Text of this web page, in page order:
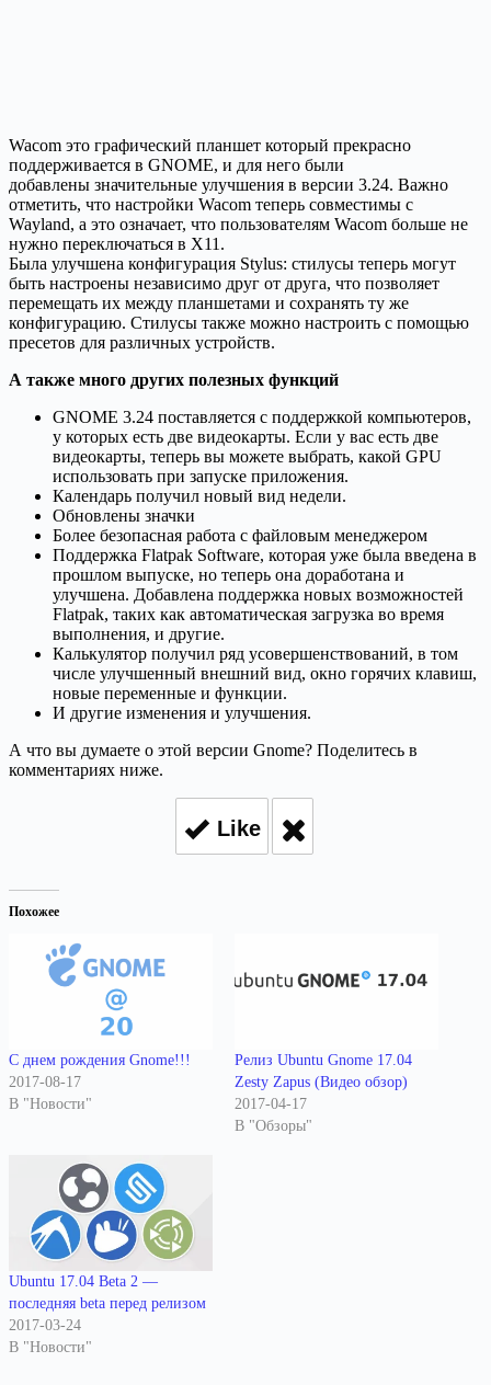
Wacom это графический планшет который прекрасно
поддерживается в GNOME, и для него были
добавлены значительные улучшения в версии 3.24. Важно
отметить, что настройки Wacom теперь совместимы с
Wayland, а это означает, что пользователям Wacom больше не
нужно переключаться в X11.
Была улучшена конфигурация Stylus: стилусы теперь могут
быть настроены независимо друг от друга, что позволяет
перемещать их между планшетами и сохранять ту же
конфигурацию. Стилусы также можно настроить с помощью
пресетов для различных устройств.
А также много других полезных функций
GNOME 3.24 поставляется с поддержкой компьютеров,
у которых есть две видеокарты. Если у вас есть две
видеокарты, теперь вы можете выбрать, какой GPU
использовать при запуске приложения.
Календарь получил новый вид недели.
Обновлены значки
Более безопасная работа с файловым менеджером
Поддержка Flatpak Software, которая уже была введена в
прошлом выпуске, но теперь она доработана и
улучшена. Добавлена поддержка новых возможностей
Flatpak, таких как автоматическая загрузка во время
выполнения, и другие.
Калькулятор получил ряд усовершенствований, в том
числе улучшенный внешний вид, окно горячих клавиш,
новые переменные и функции.
И другие изменения и улучшения.
А что вы думаете о этой версии Gnome? Поделитесь в
комментариях ниже.
Like
Похожее
С днем рождения Gnome!!!
2017-08-17
В "Новости"
Релиз Ubuntu Gnome 17.04
Zesty Zapus (Видео обзор)
2017-04-17
В "Обзоры"
Ubuntu 17.04 Beta 2 —
последняя beta перед релизом
2017-03-24
В "Новости"